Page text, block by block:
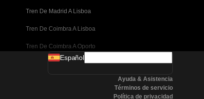
Tren De Madrid A Lisboa
Tren De Coimbra A Lisboa
Tren De Coimbra A Oporto
Tren De Valencia A Barcelona
Español
Ayuda & Asistencia
Términos de servicio
Política de privacidad